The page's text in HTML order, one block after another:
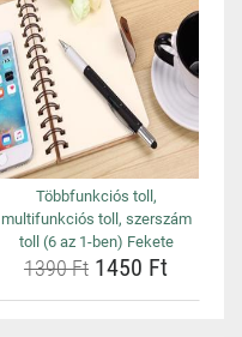
Többfunkciós toll,
multifunkciós toll, szerszám
toll (6 az 1-ben) Fekete
1390 Ft 1450 Ft